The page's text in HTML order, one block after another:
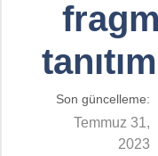
Son güncelleme:
Temmuz 31,
2023